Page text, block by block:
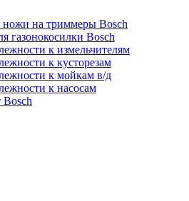
ножи на триммеры Bosch
газонокосилки Bosch
к измельчителям
к кусторезам
к мойкам в/д
к насосам